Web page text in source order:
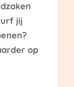
jij
op